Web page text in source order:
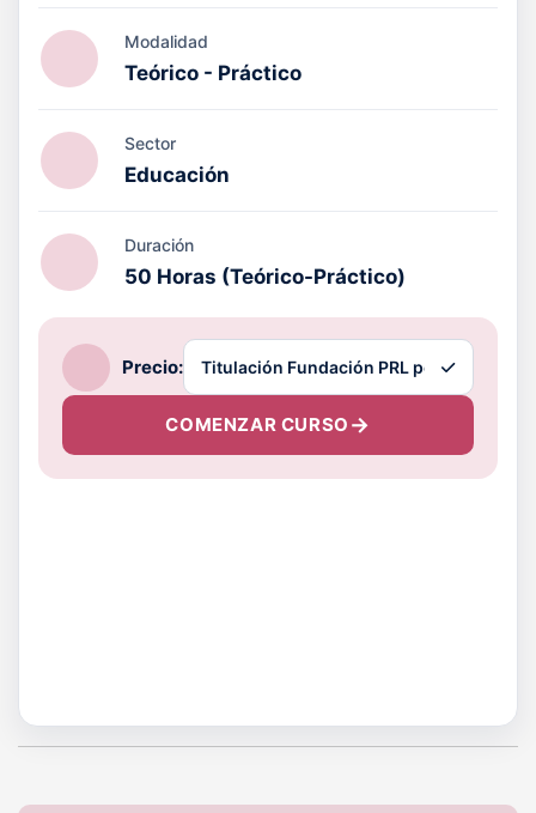
Modalidad
Teórico - Práctico
Sector
Educación
Duración
50 Horas (Teórico-Práctico)
Precio:
COMENZAR CURSO